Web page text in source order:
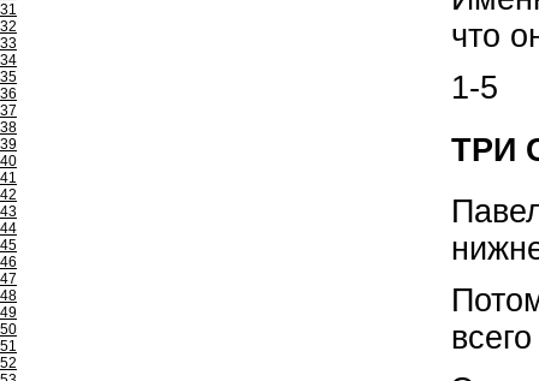
31
32
33
34
35
36
37
38
39
40
41
42
43
44
45
46
47
48
49
50
51
52
что
1-5
ТРИ